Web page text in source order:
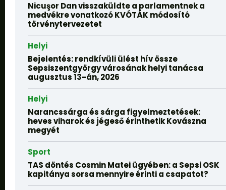
Nicuşor Dan visszaküldte a parlamentnek a
medvékre vonatkozó KVÓTÁK módosító
törvénytervezetet
Helyi
Bejelentés: rendkívüli ülést hív össze
Sepsiszentgyörgy városának helyi tanácsa
augusztus 13-án, 2026
Helyi
Narancssárga és sárga figyelmeztetések:
heves viharok és jégeső érinthetik Kovászna
megyét
Sport
TAS döntés Cosmin Matei ügyében: a Sepsi OSK
kapitánya sorsa mennyire érinti a csapatot?